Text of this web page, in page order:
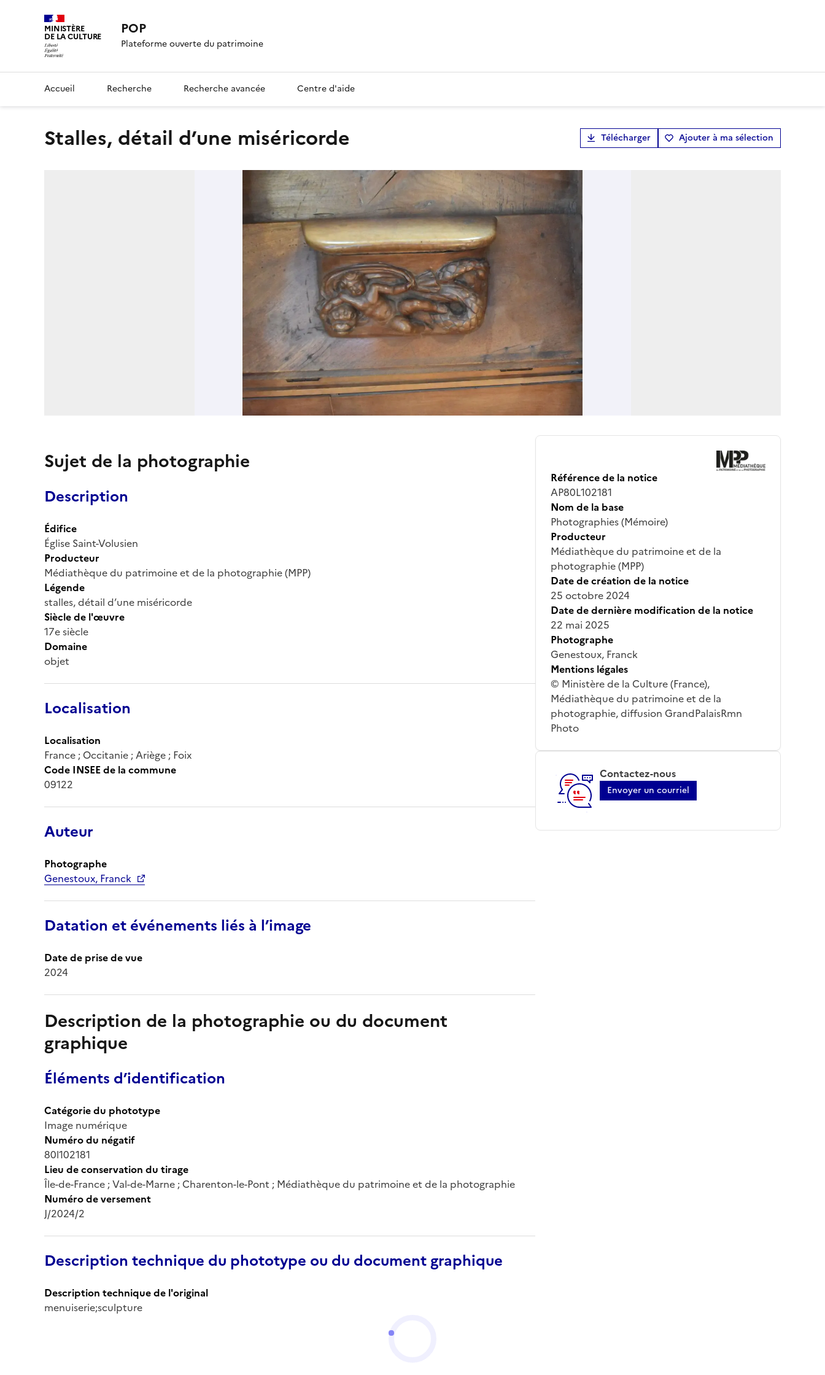
MINISTÈRE
DE LA CULTURE POP
Plateforme ouverte du patrimoine
Accueil Recherche Recherche avancée Centre d'aide
stalles, détail d’une miséricorde Télécharger Ajouter à ma sélection
Sujet de la photographie
Description
Édifice
Église Saint-Volusien
Producteur
Médiathèque du patrimoine et de la photographie (MPP)
Légende
stalles, détail d’une miséricorde
Siècle de l'œuvre
17e siècle
Domaine
objet
Localisation
Localisation
France ; Occitanie ; Ariège ; Foix
Code INSEE de la commune
09122
Auteur
Photographe
Genestoux, Franck
Datation et événements liés à l’image
Date de prise de vue
2024
Description de la photographie ou du document
graphique
Éléments d’identification
Catégorie du phototype
Image numérique
Numéro du négatif
80l102181
Lieu de conservation du tirage
Île-de-France ; Val-de-Marne ; Charenton-le-Pont ; Médiathèque du patrimoine et de la photographie
Numéro de versement
J/2024/2
Description technique du phototype ou du document graphique
Description technique de l'original
menuiserie;sculpture
Référence de la notice
AP80L102181
Nom de la base
Photographies (Mémoire)
Producteur
Médiathèque du patrimoine et de la
photographie (MPP)
Date de création de la notice
25 octobre 2024
Date de dernière modification de la notice
22 mai 2025
Photographe
Genestoux, Franck
Mentions légales
© Ministère de la Culture (France),
Médiathèque du patrimoine et de la
photographie, diffusion GrandPalaisRmn
Photo
Contactez-nous
Envoyer un courriel